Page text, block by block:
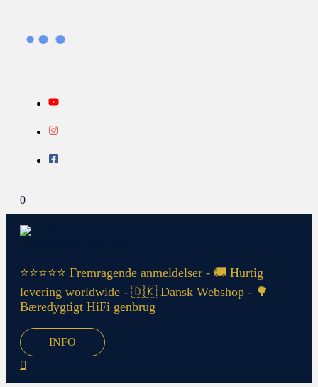
0
⭐⭐⭐⭐⭐ Fremragende anmeldelser - 🚚 Hurtig
levering worldwide - 🇩🇰 Dansk Webshop - 🌳
Bæredygtigt HiFi genbrug
INFO